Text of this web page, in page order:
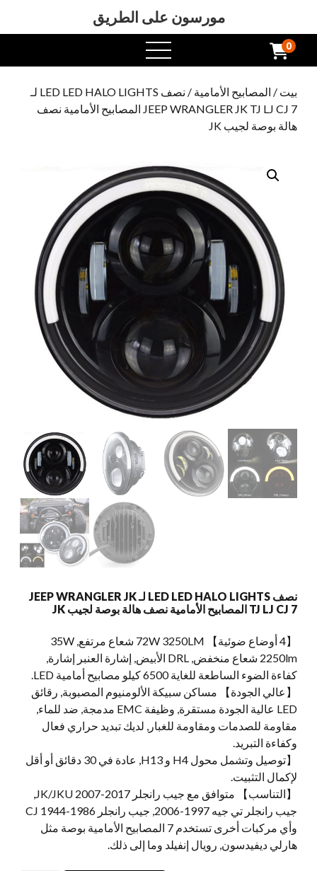
مورسون على الطريق
افتح
القائمة
0
بيت / المصابيح الأمامية
/ نصف LED LED HALO LIGHTS لـ
JEEP WRANGLER JK TJ LJ CJ 7 المصابيح الأمامية نصف
هالة بوصة لجيب JK
نصف LED LED HALO LIGHTS لـ JEEP WRANGLER JK
TJ LJ CJ 7 المصابيح الأمامية نصف هالة بوصة لجيب JK
【4 أوضاع ضوئية】 72W 3250LM شعاع مرتفع, 35W
2250lm شعاع منخفض, DRL الأبيض, إشارة العنبر إشارة,
كفاءة الضوء الساطعة للغاية 6500 كيلو مصابيح أمامية LED.
【عالي الجودة】 مساكن سبيكة الألومنيوم المصبوبة, رقائق
LED عالية الجودة مستقرة, وظيفة EMC مدمجة, ضد للماء,
مقاومة للصدمات ومقاومة للغبار, لديك تبديد حراري فعال
وكفاءة التبريد.
【توصيل وتشمل محول H4 و H13, عادة في 30 دقائق أو أقل
لإكمال التثبيت.
【التناسب】 متوافق مع جيب رانجلر JK/JKU 2007-2017,
جيب رانجلر تي جيه 1997-2006, جيب رانجلر CJ 1944-1986
وأي مركبات أخرى تستخدم 7 المصابيح الأمامية بوصة مثل
هارلي ديفيدسون, رويال إنفيلد وما إلى ذلك.